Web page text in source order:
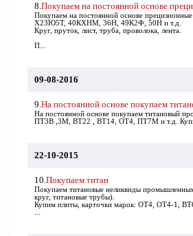
8.Покупаем на постоянной основе
Покупаем на постоянной основе
Х23Ю5Т, 40КХНМ, 36Н, 49К2Ф, 50Н и т.д.
Круг, пруток, лист, труба, проволока, лента.
П...
09-08-2016
9.На постоянной основе покупаем
На постоянной основе покупаем титановый
ПТ3В ,3М, ВТ22 , ВТ14, ОТ4, ПТ7М и т.д.
22-10-2015
10.Покупаем титан
Покупаем титановые неликвиды
круг, титановые трубы).
Купим плиты, карточки марок: ОТ4, ОТ4-1,